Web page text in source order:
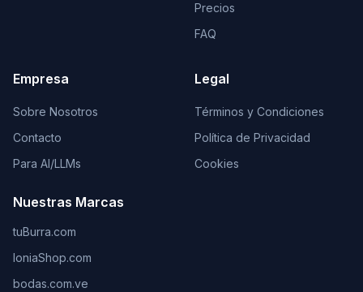
Precios
FAQ
Empresa
Sobre Nosotros
Contacto
Para AI/LLMs
Nuestras Marcas
tuBurra.com
IoniaShop.com
bodas.com.ve
Legal
Términos y Condiciones
Política de Privacidad
Cookies